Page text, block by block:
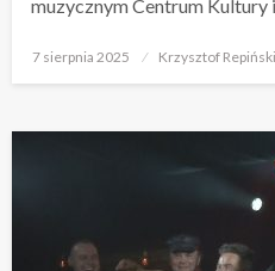
muzycznym Centrum Kultury
Opublikowane
7 sierpnia 2025 Krzysztof Repiński